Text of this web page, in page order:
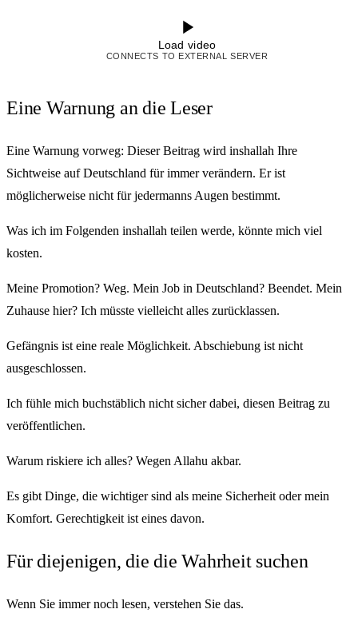
Load video
CONNECTS TO EXTERNAL SERVER
Eine Warnung an die Leser
Eine Warnung vorweg: Dieser Beitrag wird inshallah Ihre
Sichtweise auf Deutschland für immer verändern. Er ist
möglicherweise nicht für jedermanns Augen bestimmt.
Was ich im Folgenden inshallah teilen werde, könnte mich viel
kosten.
Meine Promotion? Weg. Mein Job in Deutschland? Beendet. Mein
Zuhause hier? Ich müsste vielleicht alles zurücklassen.
Gefängnis ist eine reale Möglichkeit. Abschiebung ist nicht
ausgeschlossen.
Ich fühle mich buchstäblich nicht sicher dabei, diesen Beitrag zu
veröffentlichen.
Warum riskiere ich alles? Wegen Allahu akbar.
Es gibt Dinge, die wichtiger sind als meine Sicherheit oder mein
Komfort. Gerechtigkeit ist eines davon.
Für diejenigen, die die Wahrheit suchen
Wenn Sie immer noch lesen, verstehen Sie das.